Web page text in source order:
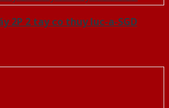
2P 2 tay co thuy luc-a-SGD